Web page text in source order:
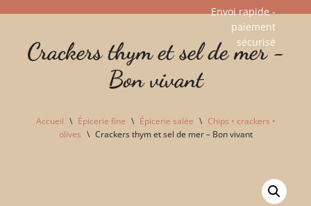
Envoi rapide -
paiement
sécurisé​
Crackers thym et sel de mer -
Bon vivant
Accueil \ Épicerie fine \ Épicerie salée \ Chips • crackers •
olives \ Crackers thym et sel de mer – Bon vivant